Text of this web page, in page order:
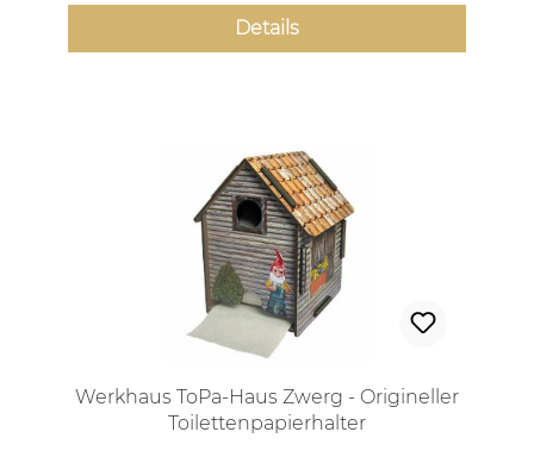
Details
Werkhaus ToPa-Haus Zwerg - Origineller
Toilettenpapierhalter